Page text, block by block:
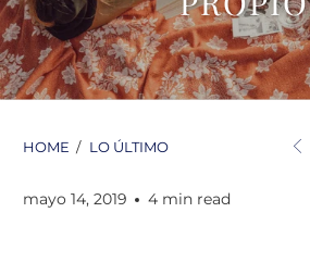
HOME / LO ÚLTIMO
mayo 14, 2019 4 min read